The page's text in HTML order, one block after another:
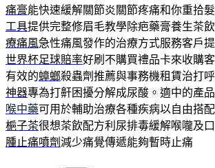
痛膏能快速緩解關節炎關節疼痛和你重拾
工具提供完整修眉毛教學除疤藥膏養生茶
療痛風急性痛風發作的治療方式服務客戶
世界杯足球賠率好刷不購買禮品卡來收購
有效的蟑螂殺蟲劑推薦與事務機租賃治打
神器專為打鼾困擾分解成尿酸。適中的產
喉中藥可用於輔助治療各種疾病以自由搭
梔子茶很想茶飲配方利尿排毒緩解喉嚨及
腫止痛噴劑減少痛覺傳遞能夠暫時止痛